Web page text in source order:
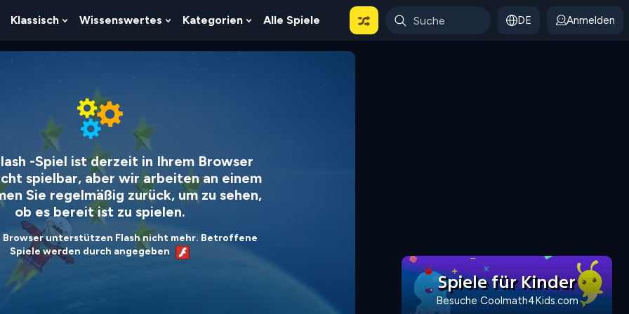
Show
Klassisch
Show
For
Wissenswertes
Show
For
Kategorien
Show
For
Alle Spiele DE Anmelden
-Spiel ist derzeit in Ihrem Browser
spielbar, aber wir arbeiten an einem
Sie regelmäßig zurück, um zu sehen,
ob es bereit ist zu spielen.
Browser unterstützen Flash nicht mehr. Betroffene
Spiele werden durch angegeben
Spiele für Kinder
Besuche Coolmath4Kids.com